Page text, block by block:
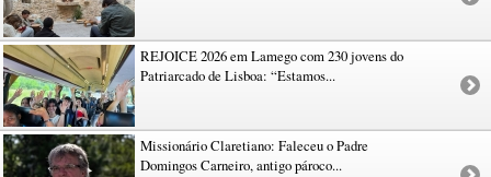
REJOICE 2026 em Lamego com 230 jovens do
Patriarcado de Lisboa: “Estamos...
Missionário Claretiano: Faleceu o Padre
Domingos Carneiro, antigo pároco...